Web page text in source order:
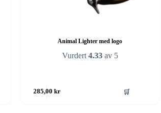
Animal Lighter med logo
Vurdert 4.33av 5
285,00 kr 🛒